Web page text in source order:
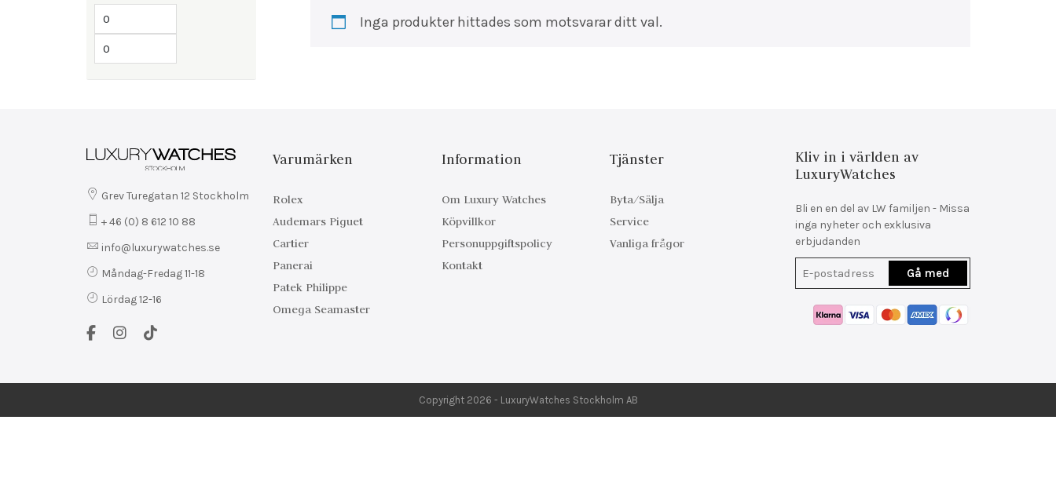
Inga produkter hittades som motsvarar ditt val.
Grev Turegatan 12 Stockholm
+ 46 (0) 8 612 10 88
info@luxurywatches.se
Måndag-Fredag 11-18
Lördag 12-16
Varumärken
Rolex
Audemars Piguet
Cartier
Panerai
Patek Philippe
Omega Seamaster
Information
Om Luxury Watches
Köpvillkor
Personuppgiftspolicy
Kontakt
Tjänster
Byta/Sälja
Service
Vanliga frågor
Kliv in i världen av
LuxuryWatches
Bli en en del av LW familjen - Missa
inga nyheter och exklusiva
erbjudanden
Gå med
Copyright 2026 - LuxuryWatches Stockholm AB